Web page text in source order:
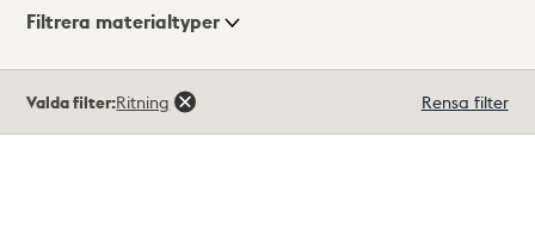
Visningsläge
Filtrera materialtyper
träffar
Valda filter:Ritning Rensa filter